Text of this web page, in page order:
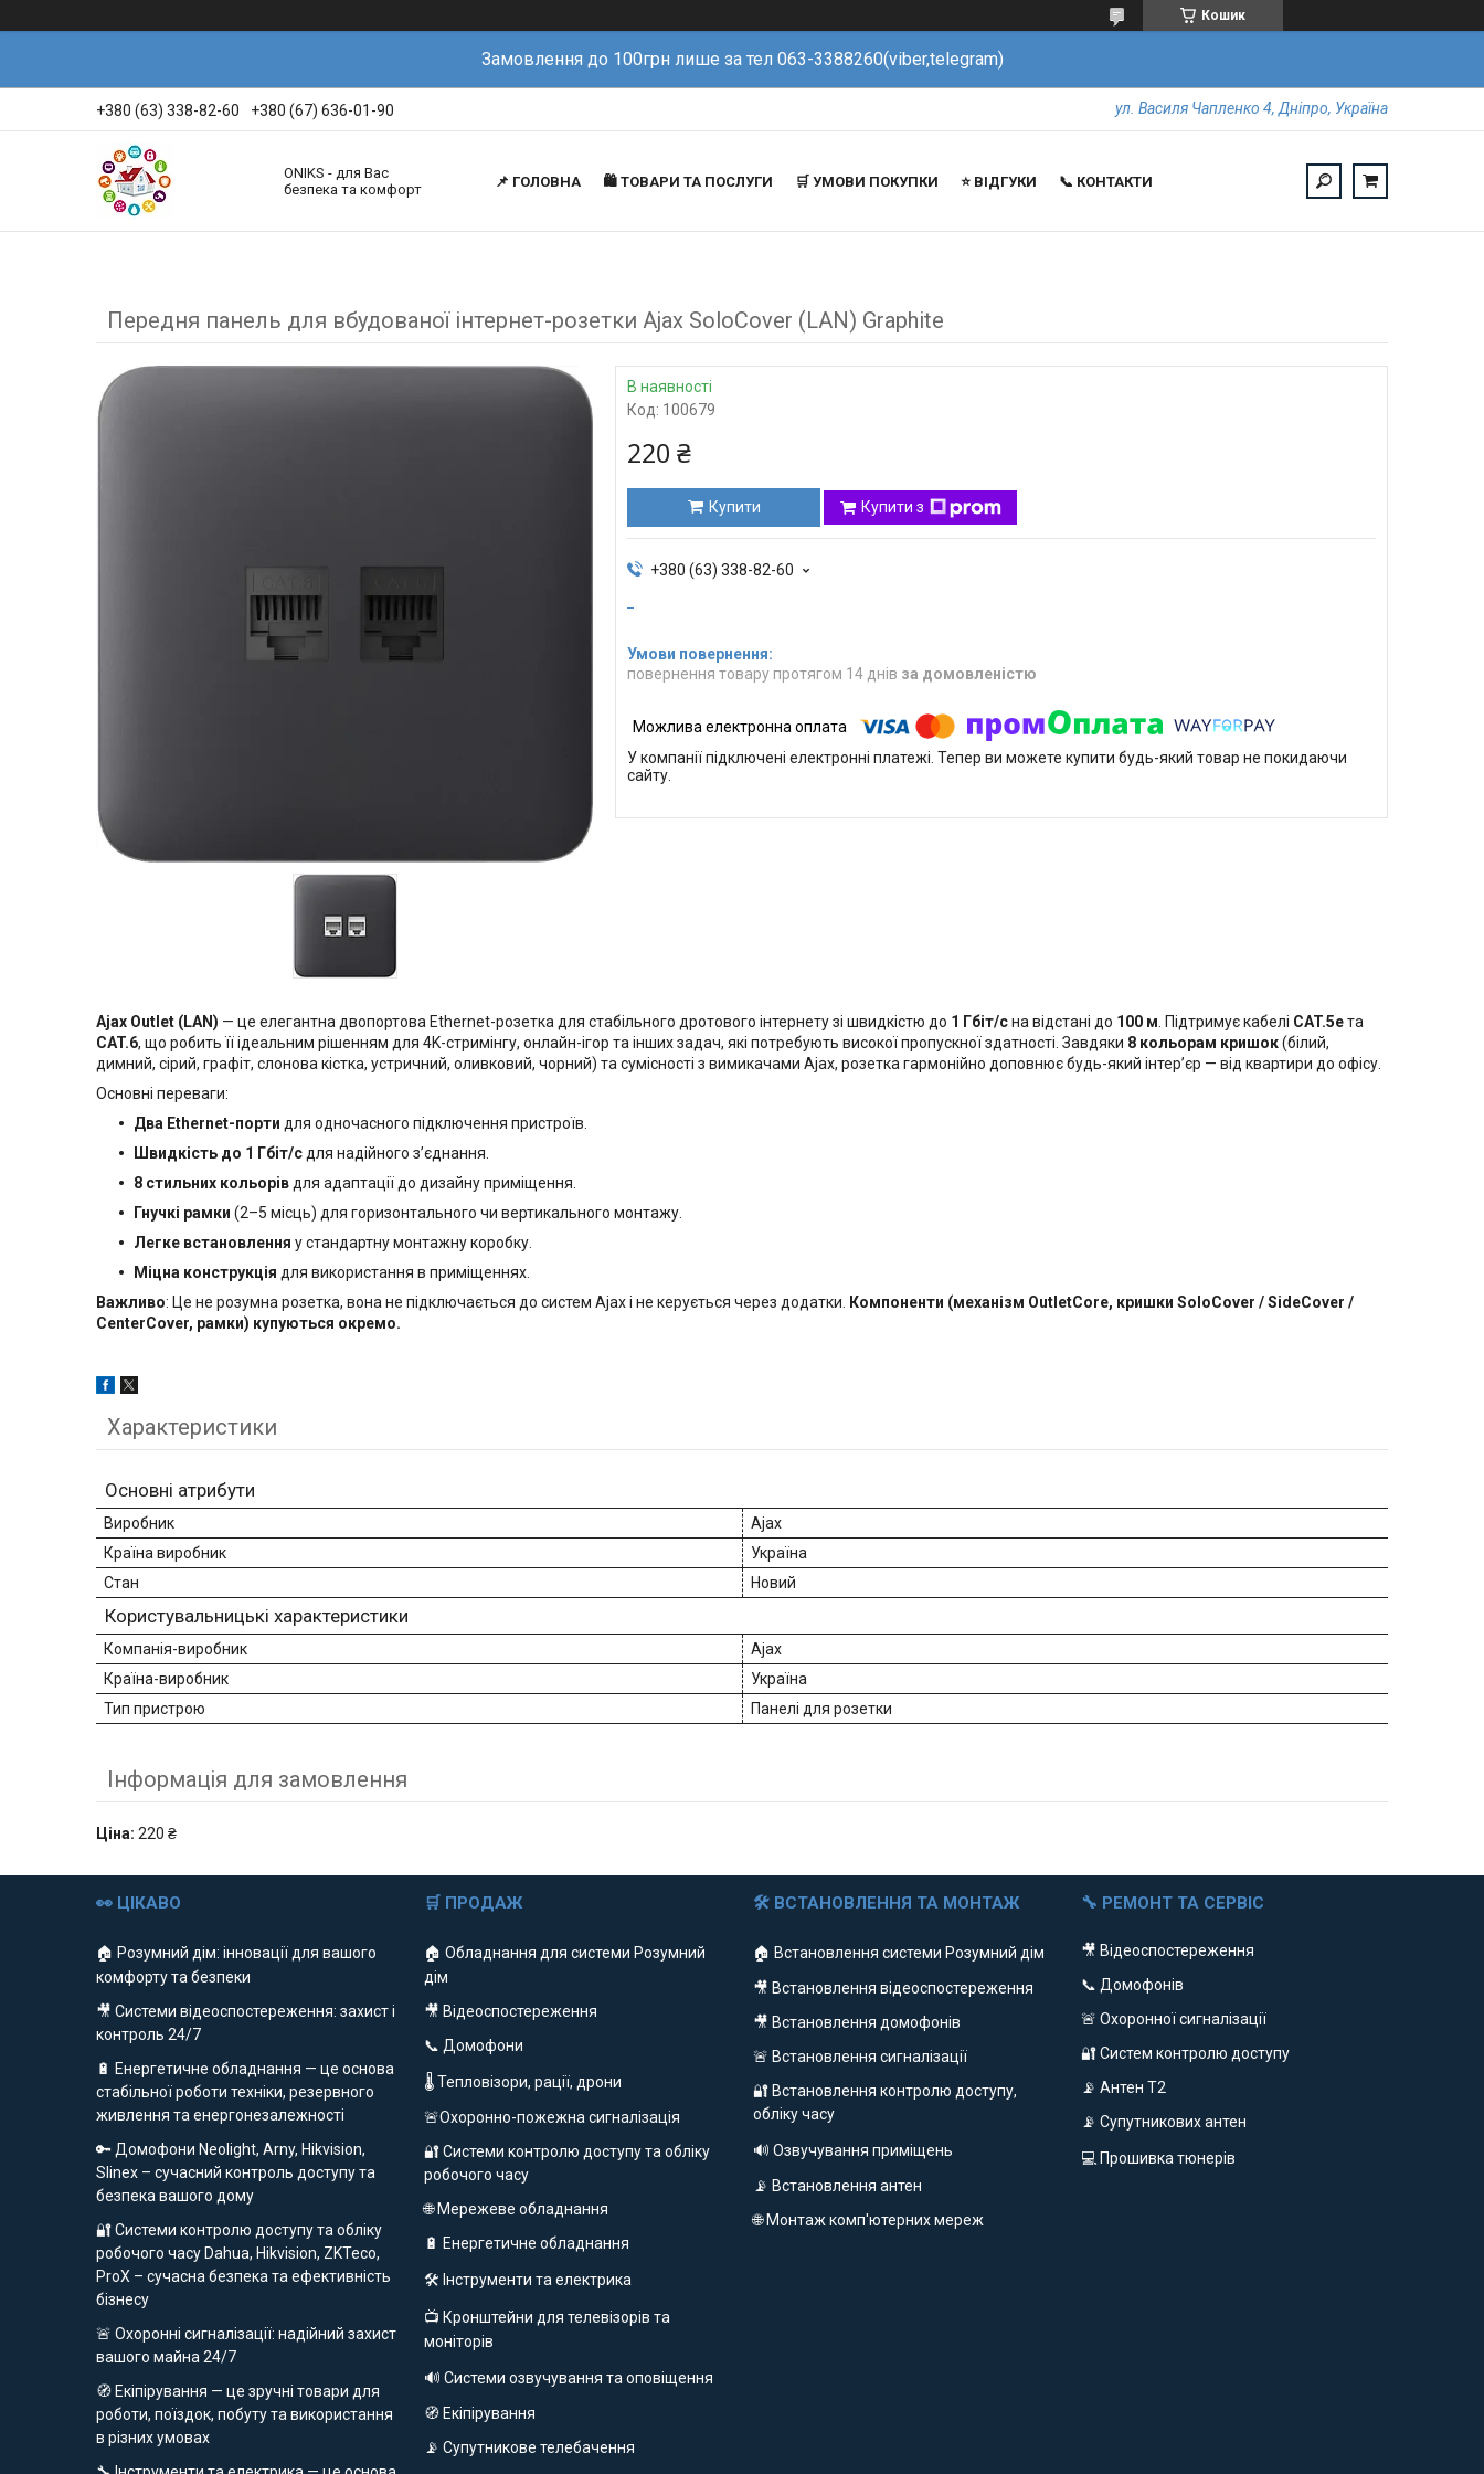
Кошик
Замовлення до 100грн лише за тел 063-3388260(viber,telegram)
+380 (63) 338-82-60 +380 (67) 636-01-90 ул. Василя Чапленко 4, Дніпро, Україна
ONIKS - для Вас
безпека та комфорт
📌 ГОЛОВНА 🛍️ ТОВАРИ ТА ПОСЛУГИ 🛒 УМОВИ ПОКУПКИ ⭐️ ВІДГУКИ 📞 КОНТАКТИ
Передня панель для вбудованої інтернет-розетки Ajax SoloCover (LAN) Graphite
В наявності
Код: 100679
220 ₴
Купити Купити з
+380 (63) 338-82-60
повернення товару протягом 14 днів за домовленістю
У компанії підключені електронні платежі. Тепер ви можете купити будь-який товар не покидаючи
сайту.
Ajax Outlet (LAN) — це елегантна двопортова Ethernet-розетка для стабільного дротового інтернету зі швидкістю до 1 Гбіт/сна відстані до 100 м. Підтримує кабелі CAT.5eта
CAT.6, що робить її ідеальним рішенням для 4K-стримінгу, онлайн-ігор та інших задач, які потребують високої пропускної здатності. Завдяки 8 кольорам кришок(білий,
димний, сірий, графіт, слонова кістка, устричний, оливковий, чорний) та сумісності з вимикачами Ajax, розетка гармонійно доповнює будь-який інтер’єр — від квартири до офісу.
Основні переваги:
Два Ethernet-порти для одночасного підключення пристроїв.
Швидкість до 1 Гбіт/сдля надійного з’єднання.
8 стильних кольорівдля адаптації до дизайну приміщення.
Гнучкі рамки (2–5 місць) для горизонтального чи вертикального монтажу.
Легке встановлення у стандартну монтажну коробку.
Міцна конструкція для використання в приміщеннях.
Важливо: Це не розумна розетка, вона не підключається до систем Ajax і не керується через додатки. Компоненти (механізм OutletCore, кришки SoloCover / SideCover /
CenterCover, рамки) купуються окремо.
Характеристики
Основні атрибути
Виробник
Ajax
Країна виробник
Україна
Стан
Новий
Користувальницькі характеристики
Компанія-виробник
Ajax
Країна-виробник
Україна
Тип пристрою
Панелі для розетки
Інформація для замовлення
Ціна: 220 ₴
👀 ЦІКАВО
🏠 Розумний дім: інновації для вашого
комфорту та безпеки
🎥 Системи відеоспостереження: захист і
контроль 24/7
🔋 Енергетичне обладнання — це основа
стабільної роботи техніки, резервного
живлення та енергонезалежності
🔑 Домофони Neolight, Arny, Hikvision,
Slinex – сучасний контроль доступу та
безпека вашого дому
🔐 Системи контролю доступу та обліку
робочого часу Dahua, Hikvision, ZKTeco,
ProX – сучасна безпека та ефективність
бізнесу
🚨 Охоронні сигналізації: надійний захист
вашого майна 24/7
🧭 Екіпірування — це зручні товари для
роботи, поїздок, побуту та використання
в різних умовах
🛒 ПРОДАЖ
🏠 Обладнання для системи Розумний
дім
🎥 Відеоспостереження
📞 Домофони
🌡 Тепловізори, рації, дрони
🚨Охоронно-пожежна сигналізація
🔐 Системи контролю доступу та обліку
робочого часу
🌐 Мережеве обладнання
🔋 Енергетичне обладнання
🛠️ Інструменти та електрика
📺 Кронштейни для телевізорів та
моніторів
🔊 Системи озвучування та оповіщення
🧭 Екіпірування
📡 Супутникове телебачення
🛠 ВСТАНОВЛЕННЯ ТА МОНТАЖ
🏠 Встановлення системи Розумний дім
🎥 Встановлення відеоспостереження
🎥 Встановлення домофонів
🚨 Встановлення сигналізації
🔐 Встановлення контролю доступу,
обліку часу
🔊 Озвучування приміщень
📡 Встановлення антен
🌐 Монтаж комп'ютерних мереж
🔧 РЕМОНТ ТА СЕРВІС
🎥 Відеоспостереження
📞 Домофонів
🚨 Охоронної сигналізації
🔐 Систем контролю доступу
📡 Антен Т2
📡 Супутникових антен
💻 Прошивка тюнерів